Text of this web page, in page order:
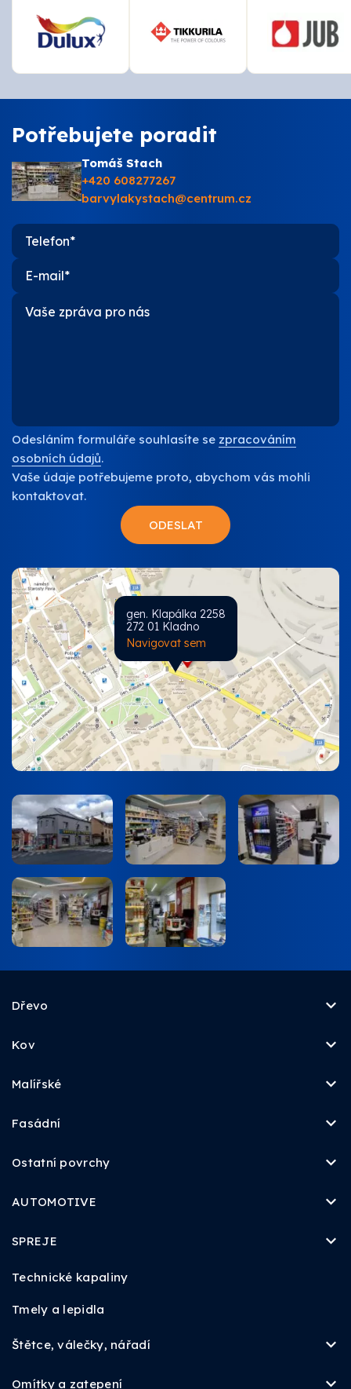
Potřebujete poradit
Tomáš Stach
+420 608277267
barvylakystach@centrum.cz
Odesláním formuláře souhlasíte se zpracováním
osobních údajů.
Vaše údaje potřebujeme proto, abychom vás mohli
kontaktovat.
gen. Klapálka 2258
272 01 Kladno
Navigovat sem
Dřevo
Kov
Malířské
Fasádní
Ostatní povrchy
AUTOMOTIVE
SPREJE
Technické kapaliny
Tmely a lepidla
Štětce, válečky, nářadí
Omítky a zatepení